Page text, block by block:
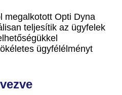
megalkotott Opti Dyna
teljesítik az ügyfelek
ügyfélélményt